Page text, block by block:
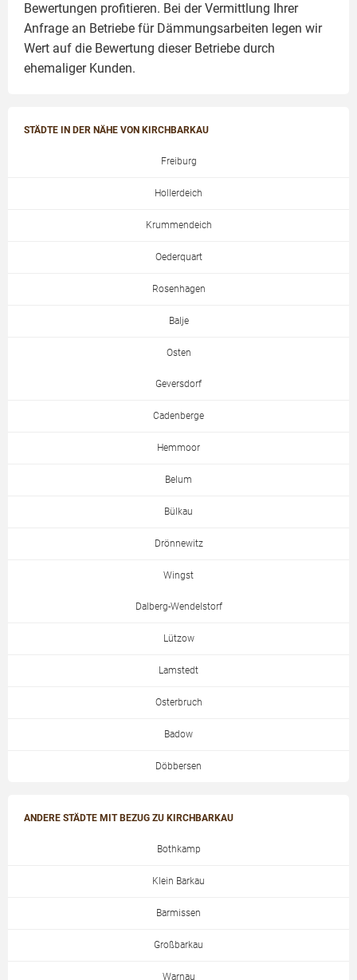
Bewertungen profitieren. Bei der Vermittlung Ihrer
Anfrage an Betriebe für Dämmungsarbeiten legen wir
Wert auf die Bewertung dieser Betriebe durch
ehemaliger Kunden.
STÄDTE IN DER NÄHE VON KIRCHBARKAU
Freiburg
Hollerdeich
Krummendeich
Oederquart
Rosenhagen
Balje
Osten
Geversdorf
Cadenberge
Hemmoor
Belum
Bülkau
Drönnewitz
Wingst
Dalberg-Wendelstorf
Lützow
Lamstedt
Osterbruch
Badow
Döbbersen
ANDERE STÄDTE MIT BEZUG ZU KIRCHBARKAU
Bothkamp
Klein Barkau
Barmissen
Großbarkau
Warnau